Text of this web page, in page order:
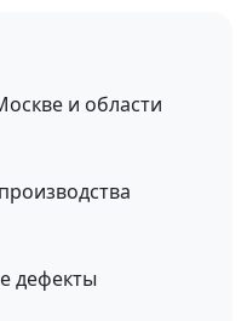
и области
дефекты